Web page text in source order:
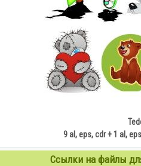
9 al, eps, cdr + 1 al,
Ссылки на файлы